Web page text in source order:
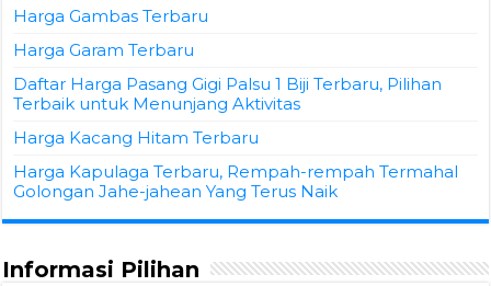
Harga Gambas Terbaru
Harga Garam Terbaru
Daftar Harga Pasang Gigi Palsu 1 Biji Terbaru, Pilihan
Terbaik untuk Menunjang Aktivitas
Harga Kacang Hitam Terbaru
Harga Kapulaga Terbaru, Rempah-rempah Termahal
Golongan Jahe-jahean Yang Terus Naik
Informasi Pilihan